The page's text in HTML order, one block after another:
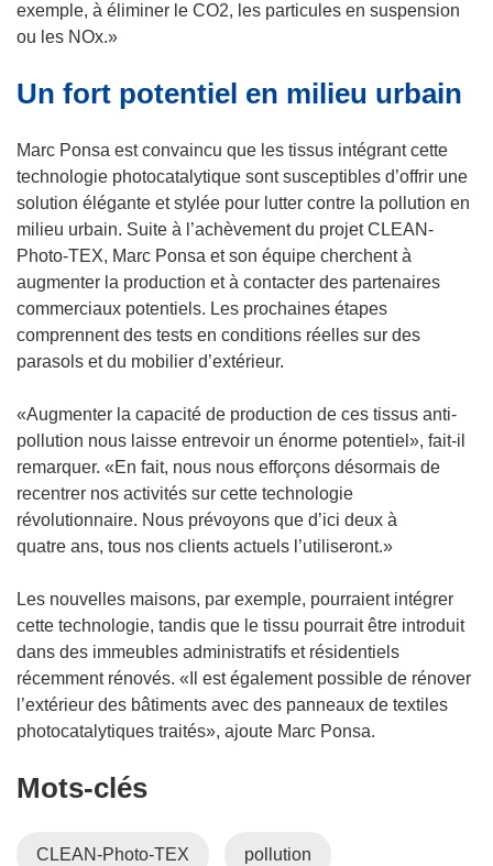
exemple, à éliminer le CO2, les particules en suspension
ou les NOx.»
Un fort potentiel en milieu urbain
Marc Ponsa est convaincu que les tissus intégrant cette
technologie photocatalytique sont susceptibles d’offrir une
solution élégante et stylée pour lutter contre la pollution en
milieu urbain. Suite à l’achèvement du projet CLEAN-
Photo-TEX, Marc Ponsa et son équipe cherchent à
augmenter la production et à contacter des partenaires
commerciaux potentiels. Les prochaines étapes
comprennent des tests en conditions réelles sur des
parasols et du mobilier d’extérieur.
«Augmenter la capacité de production de ces tissus anti-
pollution nous laisse entrevoir un énorme potentiel», fait-il
remarquer. «En fait, nous nous efforçons désormais de
recentrer nos activités sur cette technologie
révolutionnaire. Nous prévoyons que d’ici deux à
quatre ans, tous nos clients actuels l’utiliseront.»
Les nouvelles maisons, par exemple, pourraient intégrer
cette technologie, tandis que le tissu pourrait être introduit
dans des immeubles administratifs et résidentiels
récemment rénovés. «Il est également possible de rénover
l’extérieur des bâtiments avec des panneaux de textiles
photocatalytiques traités», ajoute Marc Ponsa.
Mots‑clés
CLEAN-Photo-TEX pollution